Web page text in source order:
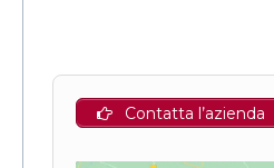
Contatta l’azienda